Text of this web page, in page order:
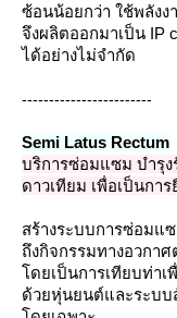
ซ้อนน้อยกว่า ใช้พลัง
จึงผลิตออกมาเป็น
ได้อย่างไม่จำกัด
------------------------
Semi Latus Rectum
บริการซ่อมแซม บำรุง
ดาวเทียม เพื่อเป็นกา
สร้างระบบการซ่อมแ
ถึงกิจกรรมทางอวกาศ
ดยเป็นการเทียบท่าเ
ด้วยหุ่นยนต์และระบ